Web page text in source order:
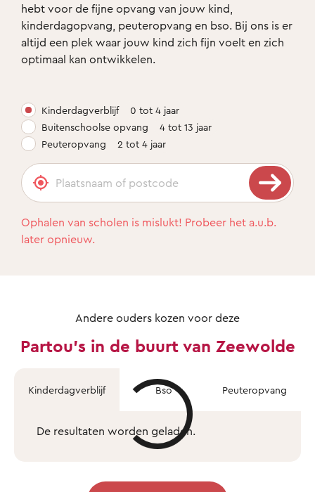
hebt voor de fijne opvang van jouw kind,
kinderdagopvang, peuteropvang en bso. Bij ons is er
altijd een plek waar jouw kind zich fijn voelt en zich
optimaal kan ontwikkelen.
Kinderdagverblijf
0 tot 4 jaar
Buitenschoolse opvang
4 tot 13 jaar
Peuteropvang
2 tot 4 jaar
Ophalen van scholen is mislukt! Probeer het a.u.b.
later opnieuw.
Andere ouders kozen voor deze
Partou's in de buurt van Zeewolde
Kinderdagverblijf Bso Peuteropvang
De resultaten worden geladen.